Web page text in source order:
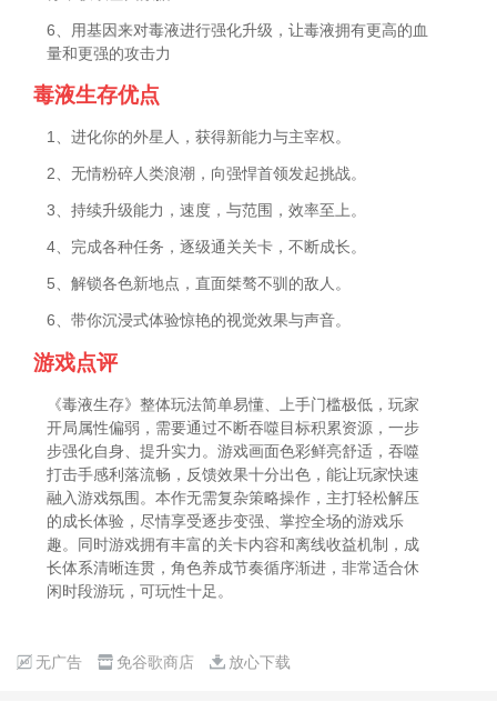
6、用基因来对毒液进行强化升级，让毒液拥有更高的血
量和更强的攻击力
毒液生存优点
1、进化你的外星人，获得新能力与主宰权。
2、无情粉碎人类浪潮，向强悍首领发起挑战。
3、持续升级能力，速度，与范围，效率至上。
4、完成各种任务，逐级通关关卡，不断成长。
5、解锁各色新地点，直面桀骜不驯的敌人。
6、带你沉浸式体验惊艳的视觉效果与声音。
游戏点评
《毒液生存》整体玩法简单易懂、上手门槛极低，玩家
开局属性偏弱，需要通过不断吞噬目标积累资源，一步
步强化自身、提升实力。游戏画面色彩鲜亮舒适，吞噬
打击手感利落流畅，反馈效果十分出色，能让玩家快速
融入游戏氛围。本作无需复杂策略操作，主打轻松解压
的成长体验，尽情享受逐步变强、掌控全场的游戏乐
趣。同时游戏拥有丰富的关卡内容和离线收益机制，成
长体系清晰连贯，角色养成节奏循序渐进，非常适合休
闲时段游玩，可玩性十足。
无广告 免谷歌商店 放心下载